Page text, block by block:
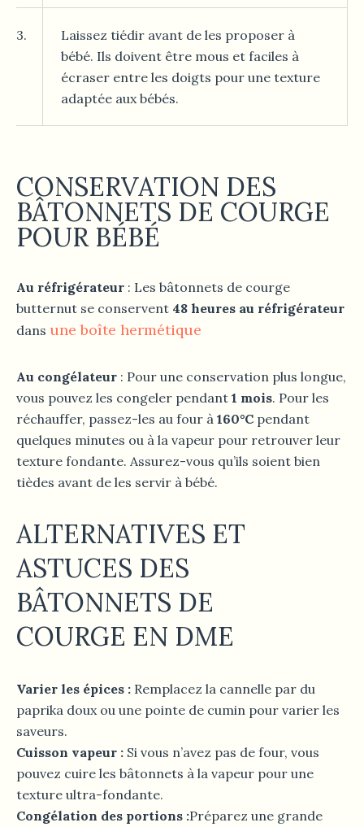
3.
Laissez tiédir avant de les proposer à
bébé. Ils doivent être mous et faciles à
écraser entre les doigts pour une texture
adaptée aux bébés.
CONSERVATION DES
BÂTONNETS DE COURGE
POUR BÉBÉ
Au réfrigérateur : Les bâtonnets de courge
butternut se conservent 48 heures au réfrigérateur
dans une boîte hermétique
Au congélateur : Pour une conservation plus longue,
vous pouvez les congeler pendant 1 mois. Pour les
réchauffer, passez-les au four à 160°C pendant
quelques minutes ou à la vapeur pour retrouver leur
texture fondante. Assurez-vous qu’ils soient bien
tièdes avant de les servir à bébé.
ALTERNATIVES ET
ASTUCES DES
BÂTONNETS DE
COURGE EN DME
Varier les épices : Remplacez la cannelle par du
paprika doux ou une pointe de cumin pour varier les
saveurs.
Cuisson vapeur : Si vous n’avez pas de four, vous
pouvez cuire les bâtonnets à la vapeur pour une
texture ultra-fondante.
Congélation des portions :Préparez une grande